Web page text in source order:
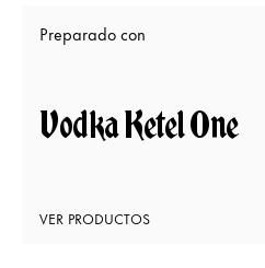
Preparado con
Vodka Ketel One
VER PRODUCTOS